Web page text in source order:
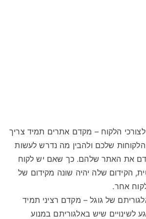
הלקוח – מקדם אתרים תמיד צריך
שלכם ולהבין מה נדרש לעשות
את האתר שלהם. כך שאם יש לקוח
הקידום שלה יהיה שונה מקידום של
אחר.
של גוגל – מקדם רציני תמיד
לשינויים שיש באלגוריתם במנוע